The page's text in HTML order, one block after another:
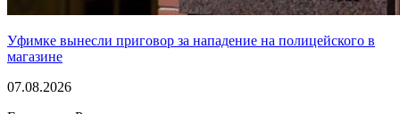
Уфимке вынесли приговор за нападение на полицейского в
магазине
07.08.2026